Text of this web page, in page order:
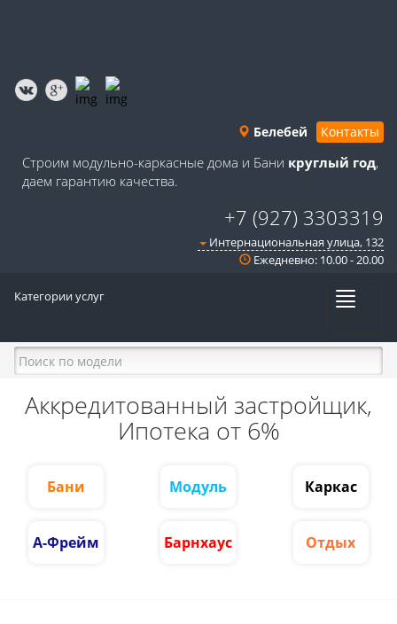
Белебей Контакты
Строим модульно-каркасные дома и Бани круглый год,
даем гарантию качества.
+7 (927) 3303319
Интернациональная улица, 132
Ежедневно: 10.00 - 20.00
Категории услуг
Аккредитованный застройщик,
Ипотека от 6%
Бани Модуль Каркас
А-Фрейм Барнхаус Отдых